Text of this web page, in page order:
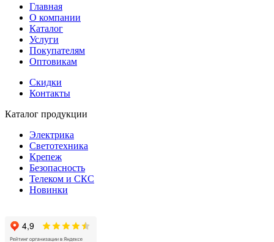
Главная
О компании
Каталог
Услуги
Покупателям
Оптовикам
Скидки
Контакты
Каталог продукции
Электрика
Светотехника
Крепеж
Безопасность
Телеком и СКС
Новинки